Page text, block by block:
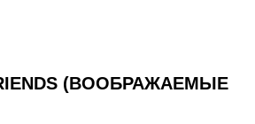
(ВООБРАЖАЕМЫЕ